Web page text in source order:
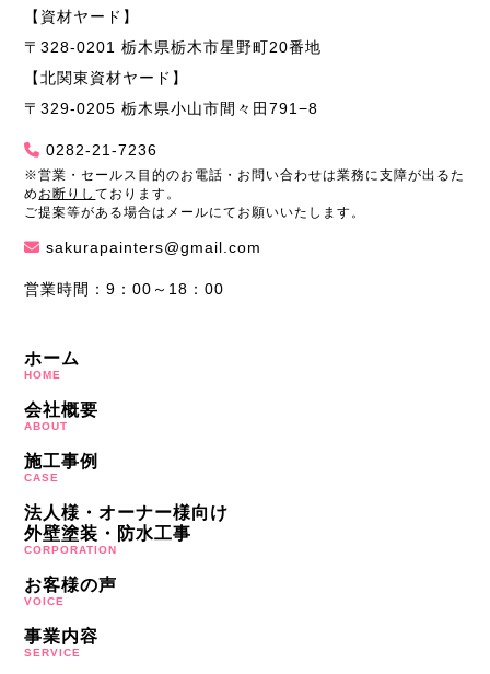
【資材ヤード】
〒328-0201 栃木県栃木市星野町20番地
【北関東資材ヤード】
〒329-0205 栃木県小山市間々田791−8
0282-21-7236
※営業・セールス目的のお電話・お問い合わせは業務に支障が出るた
め お断りしております。
ご提案等がある場合はメールにてお願いいたします。
sakurapainters@gmail.com
営業時間：9：00～18：00
ホーム
HOME
会社概要
ABOUT
施工事例
CASE
法人様・オーナー様向け
外壁塗装・防水工事
CORPORATION
お客様の声
VOICE
事業内容
SERVICE